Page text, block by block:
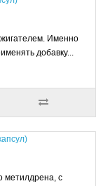
Именно
добавку...
метилдрена, с